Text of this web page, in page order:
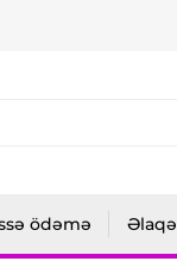
ödəmə Əlaqə